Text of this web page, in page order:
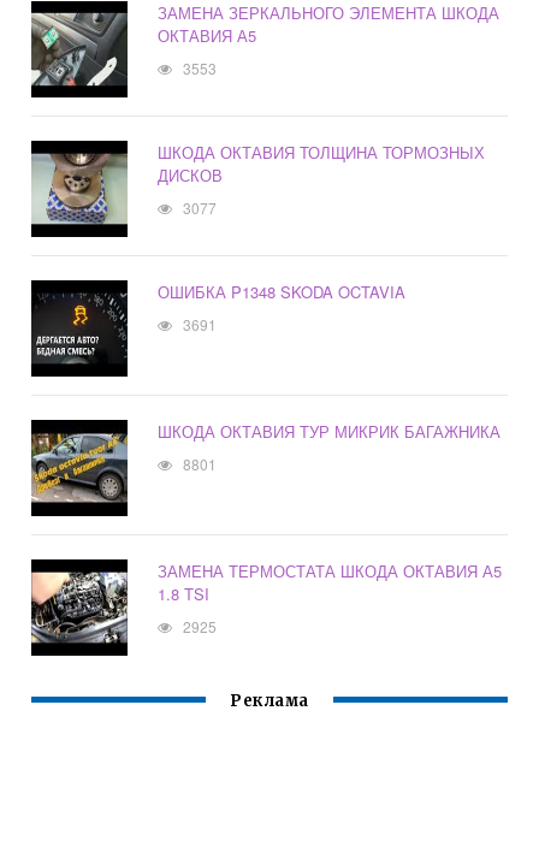
ЗАМЕНА ЗЕРКАЛЬНОГО ЭЛЕМЕНТА ШКОДА
ОКТАВИЯ А5
3553
ШКОДА ОКТАВИЯ ТОЛЩИНА ТОРМОЗНЫХ
ДИСКОВ
3077
ОШИБКА P1348 SKODA OCTAVIA
3691
ШКОДА ОКТАВИЯ ТУР МИКРИК БАГАЖНИКА
8801
ЗАМЕНА ТЕРМОСТАТА ШКОДА ОКТАВИЯ А5
1.8 TSI
2925
Реклама